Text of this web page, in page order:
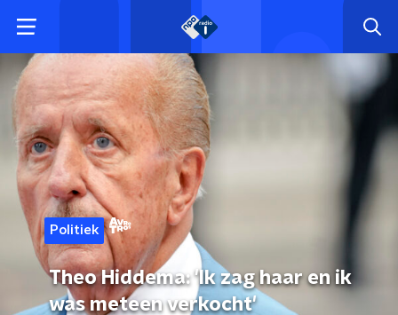
Politiek
Theo Hiddema: 'Ik zag haar en ik
was meteen verkocht'